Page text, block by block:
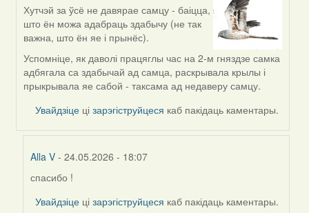
In
reply
to
by
Alla
V
Хутчэй за ўсё не давярае самцу - баіцца,
што ён можа адабраць здабычу (не так
важна, што ён яе і прынёс).
Успомніце, як даволі працяглы час на 2-м гняздзе самка
адбягала са здабычай ад самца, раскрывала крылы і
прыкрывала яе сабой - таксама ад недаверу самцу.
Увайдзіце цізарэгіструйцеся каб пакідаць каментары.
Alla V - 24.05.2026 - 18:07
In
reply
спасибо !
Увайдзіце цізарэгіструйцеся каб пакідаць каментары.